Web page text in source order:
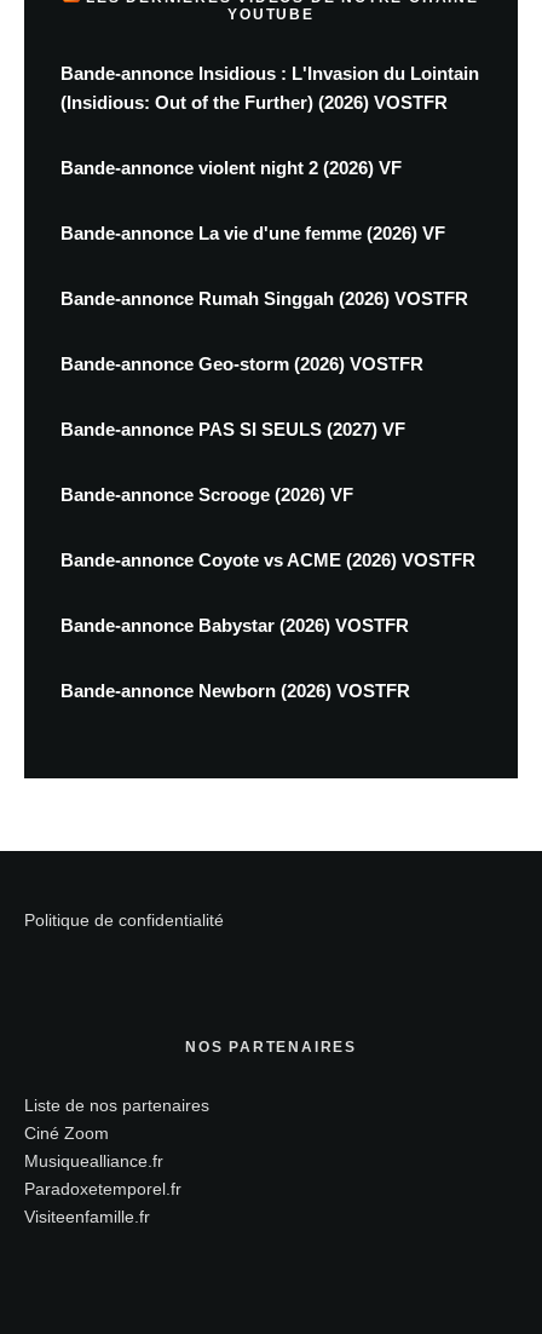
YOUTUBE
Bande-annonce Insidious : L'Invasion du Lointain
(Insidious: Out of the Further) (2026) VOSTFR
Bande-annonce violent night 2 (2026) VF
Bande-annonce La vie d'une femme (2026) VF
Bande-annonce Rumah Singgah (2026) VOSTFR
Bande-annonce Geo-storm (2026) VOSTFR
Bande-annonce PAS SI SEULS (2027) VF
Bande-annonce Scrooge (2026) VF
Bande-annonce Coyote vs ACME (2026) VOSTFR
Bande-annonce Babystar (2026) VOSTFR
Bande-annonce Newborn (2026) VOSTFR
Politique de confidentialité
NOS PARTENAIRES
Liste de nos partenaires
Ciné Zoom
Musiquealliance.fr
Paradoxetemporel.fr
Visiteenfamille.fr